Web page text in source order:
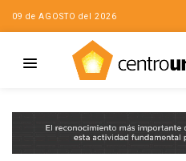
09 de AGOSTO del 2026